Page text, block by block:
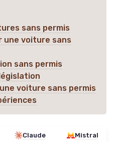
sans permis
une voiture sans
sans permis
voiture sans permis
Claude Mistral